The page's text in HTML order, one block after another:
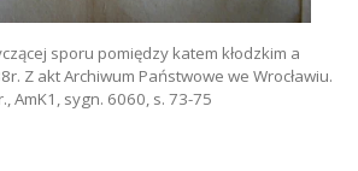
sporu pomiędzy katem kłodzkim a
Z akt Archiwum Państwowe we Wrocławiu.
AmK1, sygn. 6060, s. 73-75